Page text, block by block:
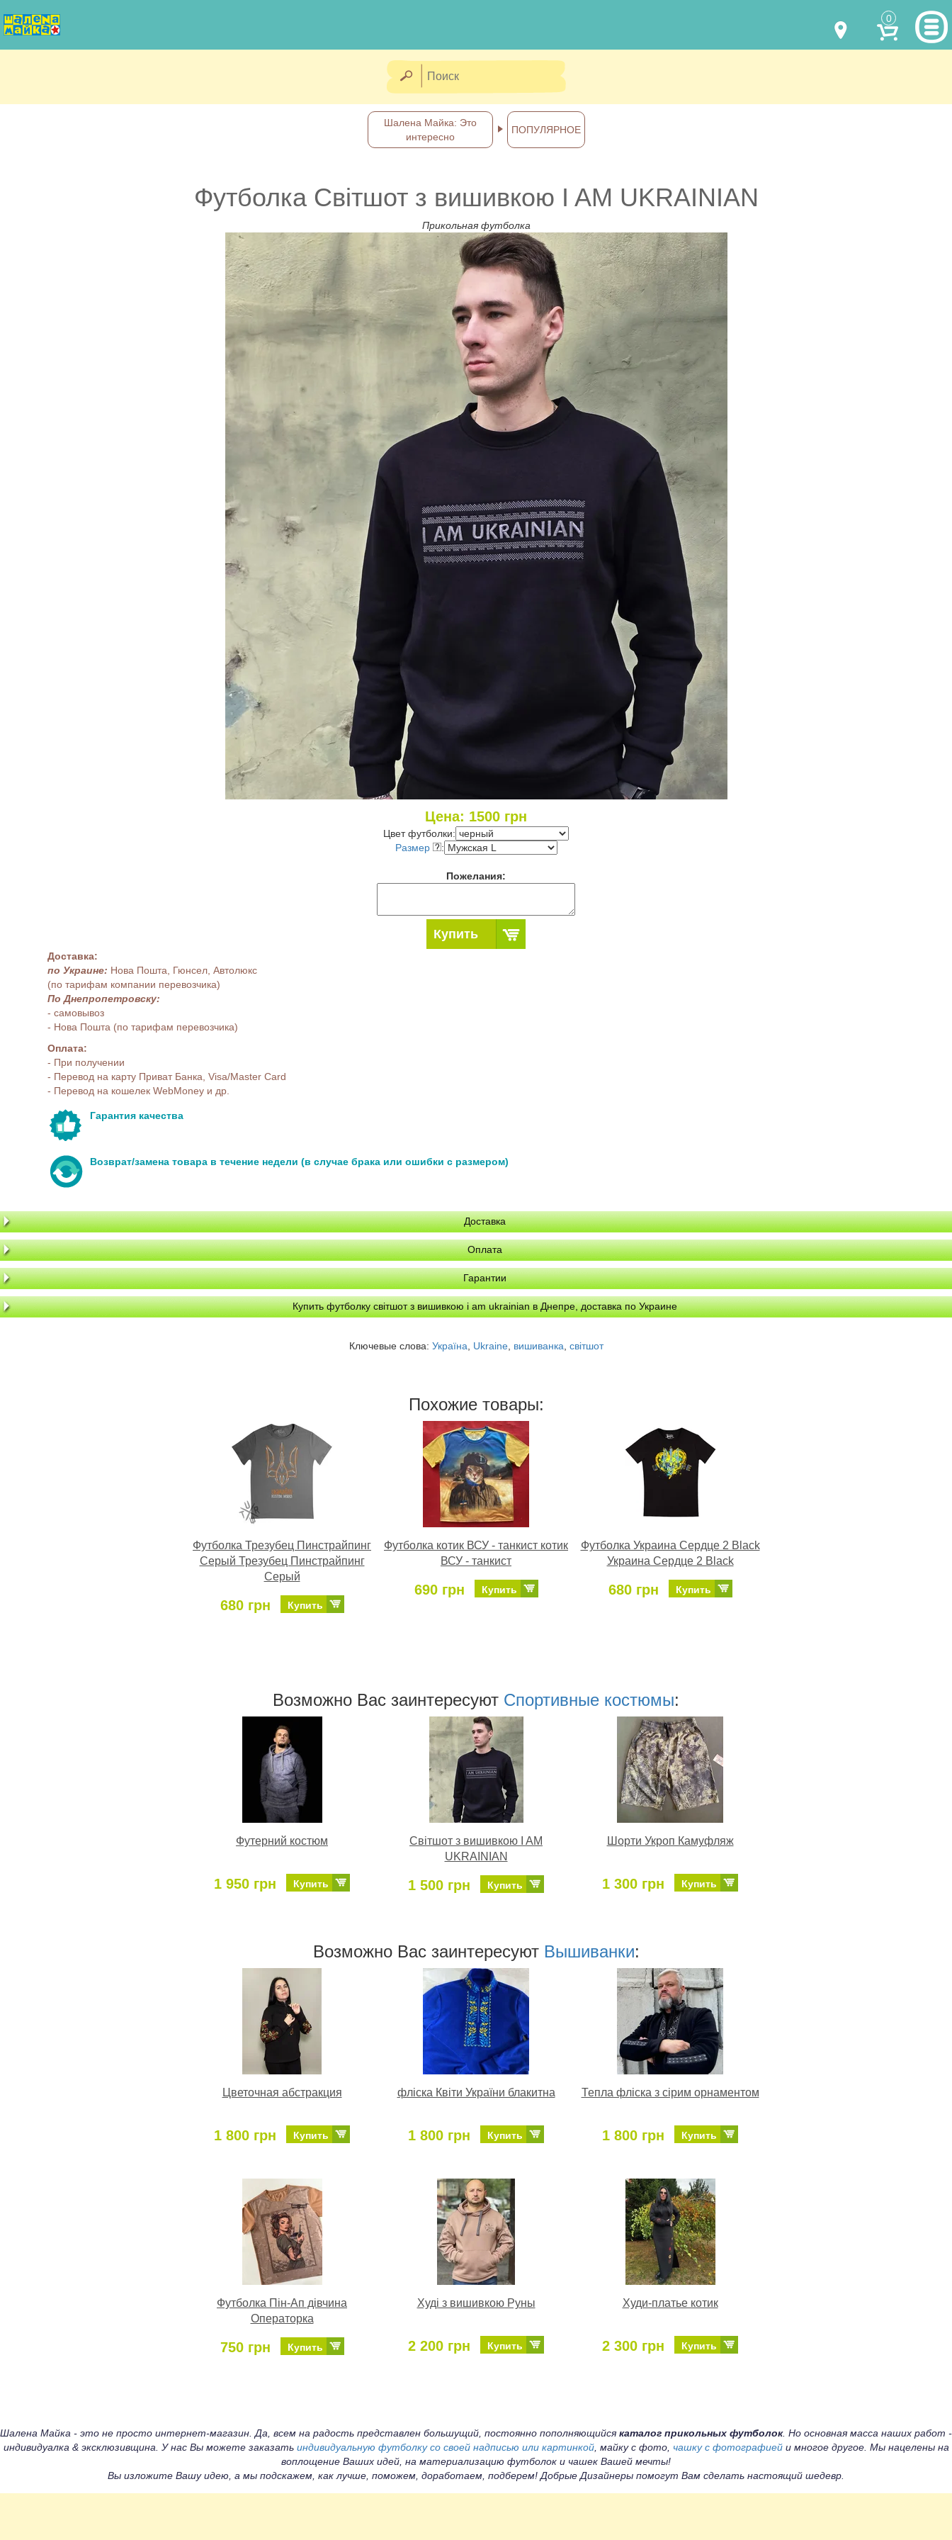
0
Посмотреть на карте
Отправка по Украине каждый день
Шалена Майка: Это
интересно
ПОПУЛЯРНОЕ
Футболка Світшот з вишивкою I AM UKRAINIAN
Прикольная футболка
Цена: 1500 грн
Цвет футболки:
Размер
:
Пожелания:
Купить
Доставка:
по Украине: Нова Пошта, Гюнсел, Автолюкс
(по тарифам компании перевозчика)
По Днепропетровску:
- самовывоз
- Нова Пошта (по тарифам перевозчика)
Оплата:
- При получении
- Перевод на карту Приват Банка, Visa/Master Card
- Перевод на кошелек WebMoney и др.
Гарантия качества
Возврат/замена товара в течение недели (в случае брака или ошибки с размером)
Доставка
Оплата
Гарантии
Купить футболку світшот з вишивкою i am ukrainian в Днепре, доставка по Украине
Ключевые слова: Україна Ukraine, вишиванка світшот
Похожие товары:
Футболка Трезубец Пинстрайпинг
Серый Трезубец Пинстрайпинг
Серый
680 грн Купить
Футболка котик ВСУ - танкист котик
ВСУ - танкист
690 грн Купить
Футболка Украина Сердце 2 Black
Украина Сердце 2 Black
680 грн Купить
Возможно Ваc заинтересуют Спортивные костюмы:
Футерний костюм
1 950 грн Купить
Світшот з вишивкою I AM
UKRAINIAN
1 500 грн Купить
Шорти Укроп Камуфляж
1 300 грн Купить
Возможно Ваc заинтересуют Вышиванки:
Цветочная абстракция
1 800 грн Купить
фліска Квіти України блакитна
1 800 грн Купить
Тепла фліска з сірим орнаментом
1 800 грн Купить
Футболка Пін-Ап дівчина
Операторка
750 грн Купить
Худі з вишивкою Руны
2 200 грн Купить
Худи-платье котик
2 300 грн Купить
Шалена Майка - это не просто интернет-магазин. Да, всем на радость представлен большущий, постоянно пополняющийся каталог прикольных футболок. Но основная масса наших работ -
индивидуалка & эксклюзивщина. У нас Вы можете заказать индивидуальную футболку со своей надписью или картинкой, майку с фото, чашку с фотографиейи многое другое. Мы нацелены на
воплощение Ваших идей, на материализацию футболок и чашек Вашей мечты!
Вы изложите Вашу идею, а мы подскажем, как лучше, поможем, доработаем, подберем! Добрые Дизайнеры помогут Вам сделать настоящий шедевр.